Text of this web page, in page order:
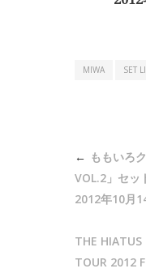
MIWA SET
ももいろ
VOL.2」セッ
2012年10月
THE HIATUS
TOUR 2012